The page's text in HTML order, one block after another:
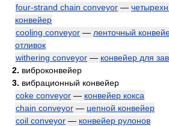
four-strand chain conveyor —
конвейер
cooling conveyor — ленточный
отливок
withering conveyor — конвейер для
2. виброконвейер
3. вибрационный конвейер
coke conveyor — конвейер кокса
chain conveyor — цепной конвейер
coil conveyor — конвейер рулонов